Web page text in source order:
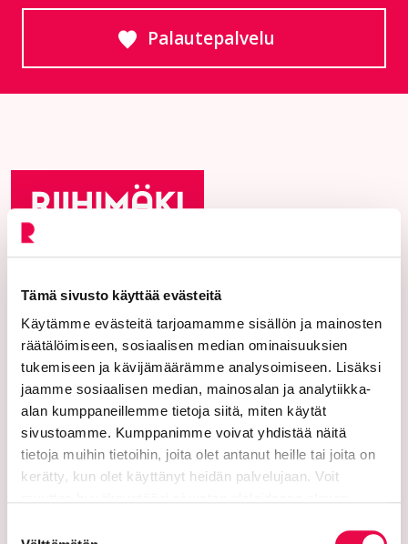
Tämä sivusto käyttää evästeitä
Käytämme evästeitä tarjoamamme sisällön ja mainosten
räätälöimiseen, sosiaalisen median ominaisuuksien
tukemiseen ja kävijämäärämme analysoimiseen. Lisäksi
jaamme sosiaalisen median, mainosalan ja analytiikka-
alan kumppaneillemme tietoja siitä, miten käytät
sivustoamme. Kumppanimme voivat yhdistää näitä
tietoja muihin tietoihin, joita olet antanut heille tai joita on
kerätty, kun olet käyttänyt heidän palvelujaan. Voit
Palautepalvelu
Siirtyy ulkoiselle
PL 125 (Eteläinen Asemakatu 2)
11101 Riihimäki
Vaihde: 019 758 4000
Sähköpostiosoitteet:
etunimi.sukunimi@riihimaki.fi
Turvasähköpostiosoite: